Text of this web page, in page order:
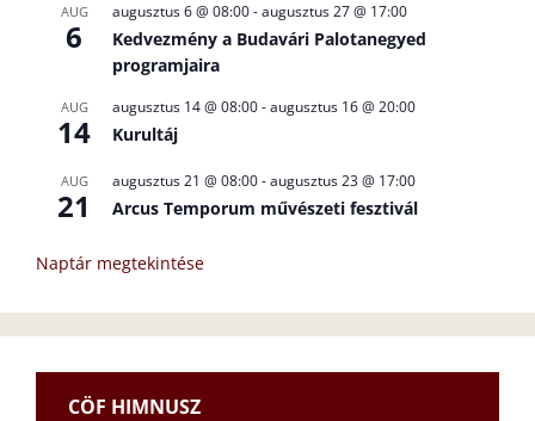
AUG
6
augusztus 6 @ 08:00-augusztus 27 @ 17:00
Kedvezmény a Budavári Palotanegyed
programjaira
AUG
14
augusztus 14 @ 08:00-augusztus 16 @ 20:00
Kurultáj
AUG
21
augusztus 21 @ 08:00-augusztus 23 @ 17:00
Arcus Temporum művészeti fesztivál
Naptár megtekintése
CÖF HIMNUSZ